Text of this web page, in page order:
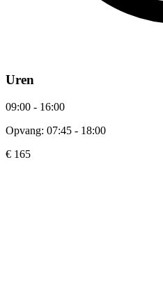
Uren
09:00 - 16:00
Opvang: 07:45 - 18:00
€ 165